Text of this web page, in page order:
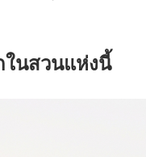
ในสวนแห่งนี้